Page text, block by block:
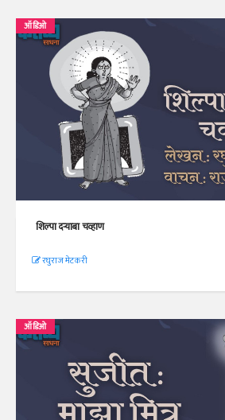
ऑडिओ
शिल्पा दऱ्याबा चव्हाण
रघुराज मेटकरी
ऑडिओ